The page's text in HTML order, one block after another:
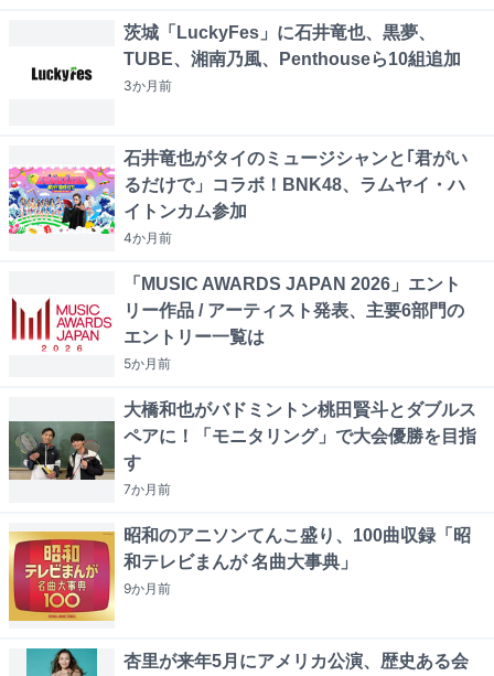
茨城「LuckyFes」に石井竜也、黒夢、
TUBE、湘南乃風、Penthouseら10組追加
3か月前
石井竜也がタイのミュージシャンと｢君がい
るだけで」コラボ！BNK48、ラムヤイ・ハ
イトンカム参加
4か月前
「MUSIC AWARDS JAPAN 2026」エント
リー作品 / アーティスト発表、主要6部門の
エントリー一覧は
5か月前
大橋和也がバドミントン桃田賢斗とダブルス
ペアに！「モニタリング」で大会優勝を目指
す
7か月前
昭和のアニソンてんこ盛り、100曲収録「昭
和テレビまんが 名曲大事典」
9か月前
杏里が来年5月にアメリカ公演、歴史ある会